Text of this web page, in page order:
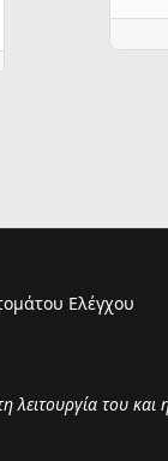
Ελέγχου
λειτουργία του